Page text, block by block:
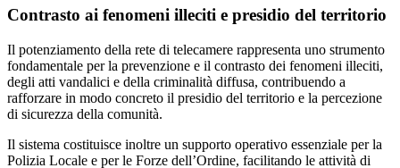
Contrasto ai fenomeni illeciti e presidio del territorio
Il potenziamento della rete di telecamere rappresenta uno strumento
fondamentale per la prevenzione e il contrasto dei fenomeni illeciti,
degli atti vandalici e della criminalità diffusa, contribuendo a
rafforzare in modo concreto il presidio del territorio e la percezione
di sicurezza della comunità.
Il sistema costituisce inoltre un supporto operativo essenziale per la
Polizia Locale e per le Forze dell’Ordine, facilitando le attività di